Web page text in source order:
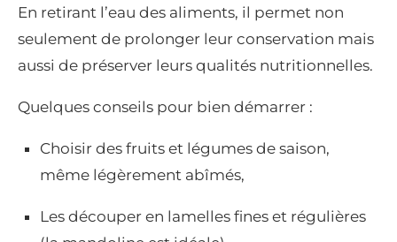
En retirant l’eau des aliments, il permet non
seulement de prolonger leur conservation mais
aussi de préserver leurs qualités nutritionnelles.
Quelques conseils pour bien démarrer :
Choisir des fruits et légumes de saison,
même légèrement abîmés,
Les découper en lamelles fines et régulières